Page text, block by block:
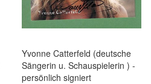
Yvonne Catterfeld (deutsche
Sängerin u. Schauspielerin ) -
persönlich signiert